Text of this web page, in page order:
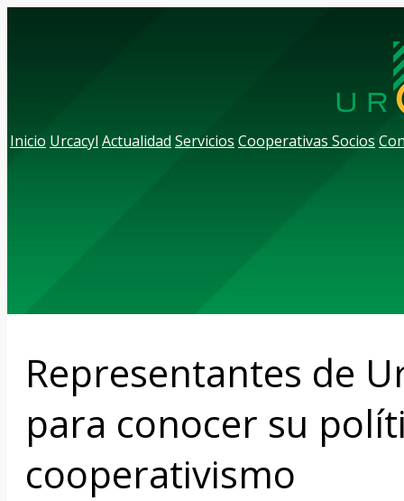
Inicio Urcacyl Actualidad Servicios Cooperativas Socios
Representantes de
para conocer su
cooperativismo